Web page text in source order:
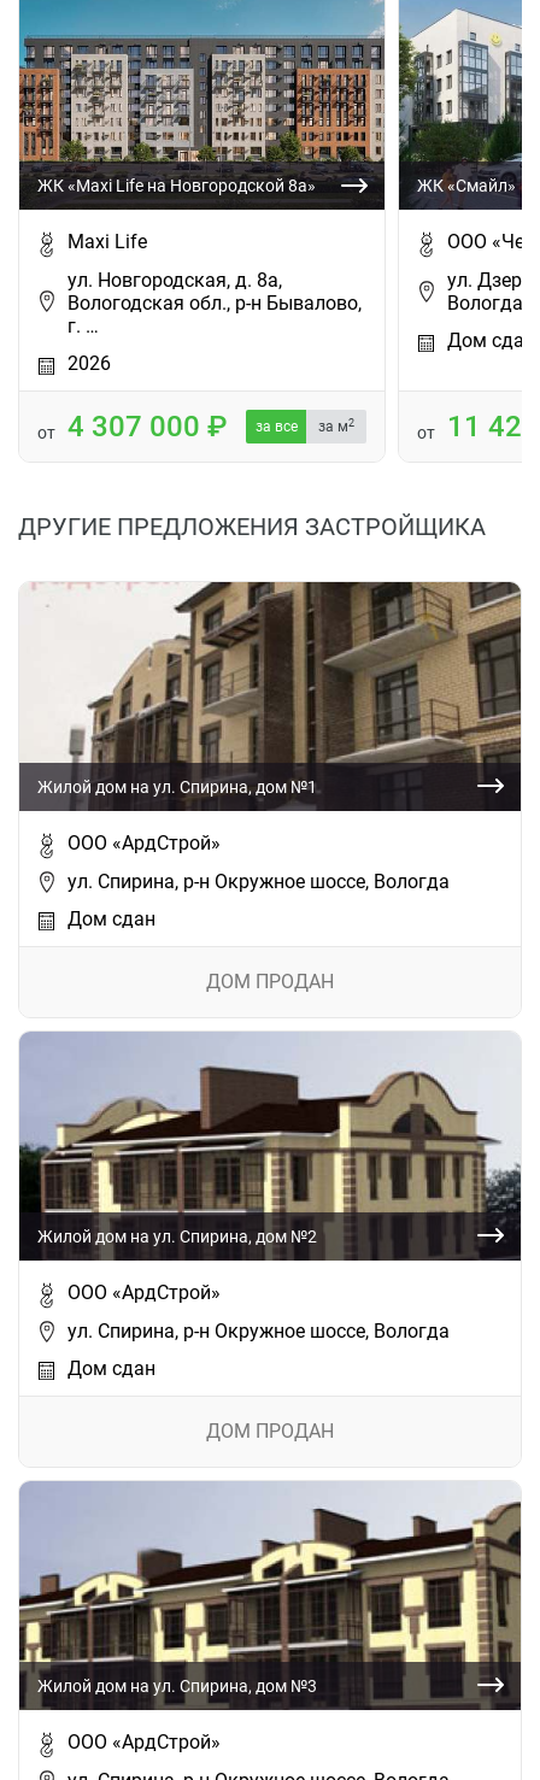
ЖК «Maxi Life на Новгородской 8а»
Maxi Life
ул. Новгородская, д. 8а,
Вологодская обл., р-н Бывалово,
г. …
2026
от 4 307 000 за все за м2
ЖК «Смайл»
ООО
ул.
Вологда
Дом сдан
от 11
ДРУГИЕ ПРЕДЛОЖЕНИЯ ЗАСТРОЙЩИКА
Жилой дом на ул. Спирина, дом №1
ООО «АрдСтрой»
ул. Спирина, р-н Окружное шоссе, Вологда
Дом сдан
ДОМ ПРОДАН
Жилой дом на ул. Спирина, дом №2
ООО «АрдСтрой»
ул. Спирина, р-н Окружное шоссе, Вологда
Дом сдан
ДОМ ПРОДАН
Жилой дом на ул. Спирина, дом №3
ООО «АрдСтрой»